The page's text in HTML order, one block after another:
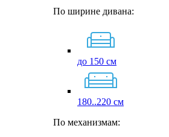
По ширине дивана:
до 150 см
180..220 см
По механизмам: